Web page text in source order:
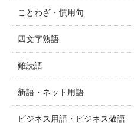
ことわざ・慣用句
四文字熟語
難読語
新語・ネット用語
ビジネス用語・ビジネス敬語